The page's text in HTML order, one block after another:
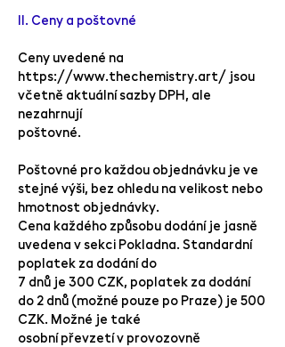
II. Ceny a poštovné
Ceny uvedené na
https://www.thechemistry.art/ jsou
včetně aktuální sazby DPH, ale
nezahrnují
poštovné.
Poštovné pro každou objednávku je ve
stejné výši, bez ohledu na velikost nebo
hmotnost objednávky.
Cena každého způsobu dodání je jasně
uvedena v sekci Pokladna. Standardní
poplatek za dodání do
7 dnů je 300 CZK, poplatek za dodání
do 2 dnů (možné pouze po Praze) je 500
CZK. Možné je také
osobní převzetí v provozovně